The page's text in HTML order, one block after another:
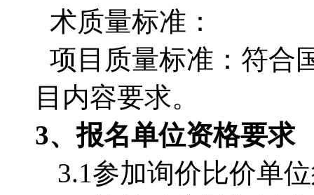
术质量标准：
项目质量标准：符合
目内容要求。
3、报名单位资格要求
3.1参加询价比价单